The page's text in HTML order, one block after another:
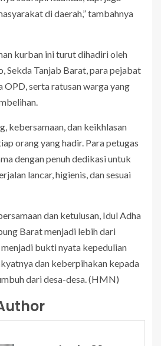
di daerah,” tambahnya
kurban ini turut dihadiri oleh
Sekda Tanjab Barat, para pejabat
serta ratusan warga yang
kebersamaan, dan keikhlasan
orang yang hadir. Para petugas
dengan penuh dedikasi untuk
lancar, higienis, dan sesuai
dan ketulusan, Idul Adha
Barat menjadi lebih dari
bukti nyata kepedulian
dan keberpihakan kepada
dari desa-desa. (HMN)